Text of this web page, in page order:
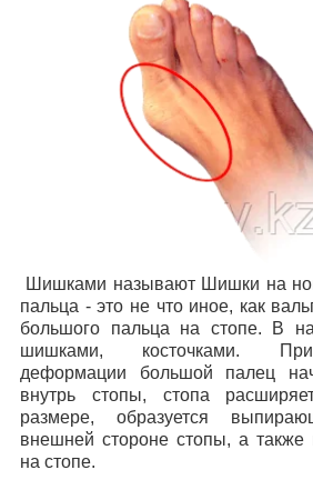
Шишками называют Шишки на
пальца - это не что иное, как
большого пальца на стопе. В
шишками, косточками. При
деформации большой палец
внутрь стопы, стопа
размере, образуется
внешней стороне стопы, а также
на стопе.